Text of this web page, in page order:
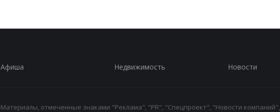
Афиша Недвижимость Новости
Материалы, отмеченные знаками "Реклама", "PR", "Спецпроект", "Новости